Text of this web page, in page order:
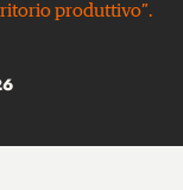
produttivo”.